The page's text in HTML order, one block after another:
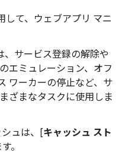
して、ウェブアプリ マニ
、サービス登録の解除や
エミュレーション、オフ
ワーカーの停止など、サ
ざまなタスクに使用しま
ュは、[キャッシュ スト
。